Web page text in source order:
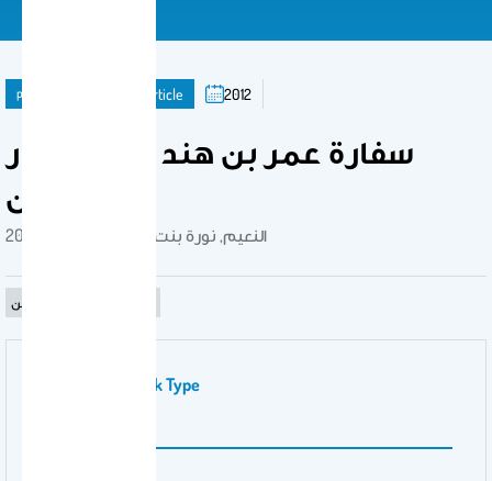
publication Journal Article 2012
سفارة عمر بن هند للإمبراطور
جستين
النعيم, نورة بنت عبدالله بن على . 2012
سفارة، عمر، هند، جستين
Publication Work Type